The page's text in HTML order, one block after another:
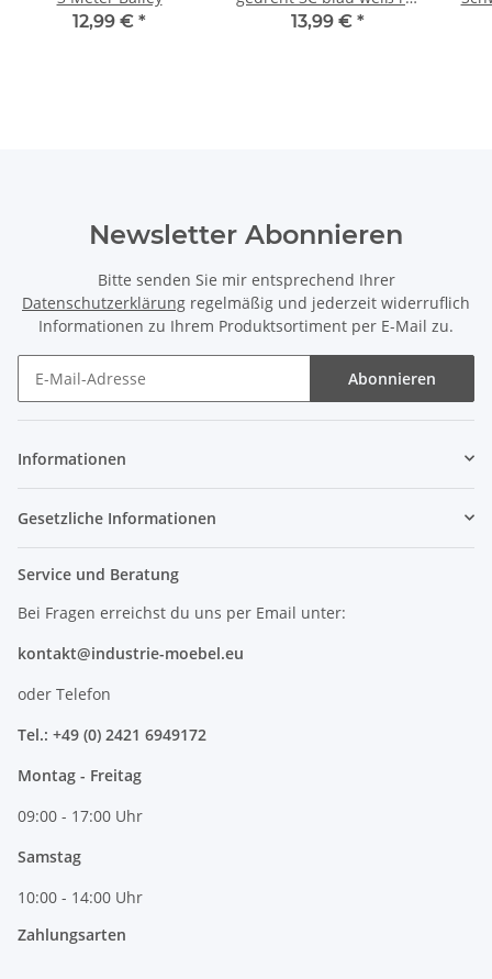
12,99 € *
3 Meter Bailey
13,99 € *
Newsletter Abonnieren
Bitte senden Sie mir entsprechend Ihrer
Datenschutzerklärung regelmäßig und jederzeit widerruflich
Informationen zu Ihrem Produktsortiment per E-Mail zu.
Abonnieren
Informationen
Gesetzliche Informationen
Service und Beratung
Bei Fragen erreichst du uns per Email unter:
kontakt@industrie-moebel.eu
oder Telefon
Tel.: +49 (0) 2421 6949172
Montag - Freitag
09:00 - 17:00 Uhr
Samstag
10:00 - 14:00 Uhr
Zahlungsarten